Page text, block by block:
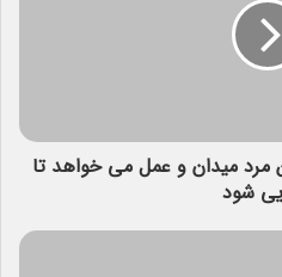
مرد میدان و عمل می خواهد تا
شود